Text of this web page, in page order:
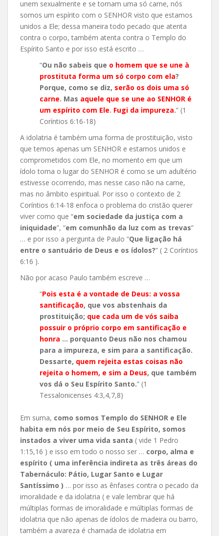
unem sexualmente e se tornam uma só carne, nós
somos um espírito com o SENHOR visto que estamos
unidos a Ele; dessa maneira todo pecado que atenta
contra o corpo, também atenta contra o Templo do
Espírito Santo e por isso está escrito …
“Ou não sabeis que o homem que se une à
prostituta forma um só corpo com ela?
Porque, como se diz, serão os dois uma só
carne. Mas aquele que se une ao SENHOR é
um espírito com Ele. Fugi da impureza.” (1
Coríntios 6:16-18)
A idolatria é também uma forma de prostituição, visto
que temos apenas um SENHOR e estamos unidos e
comprometidos com Ele, no momento em que um
ídolo toma o lugar do SENHOR é como se um adultério
estivesse ocorrendo, mas nesse caso não na carne,
mas no âmbito espiritual. Por isso o contexto de 2
Coríntios 6:14-18 enfoca o problema do cristão querer
viver como que “em sociedade da justiça com a
iniquidade”, “em comunhão da luz com as trevas”
… e por isso a pergunta de Paulo “Que ligação há
entre o santuário de Deus e os ídolos?” ( 2 Coríntios
6:16 ).
Não por acaso Paulo também escreve …
“Pois esta é a vontade de Deus: a vossa
santificação, que vos abstenhais da
prostituição; que cada um de vós saiba
possuir o próprio corpo em santificação e
honra … porquanto Deus não nos chamou
para a impureza, e sim para a santificação.
Dessarte, quem rejeita estas coisas não
rejeita o homem, e sim a Deus, que também
vos dá o Seu Espírito Santo.” (1
Tessalonicenses 4:3,4,7,8)
Em suma, como somos Templo do SENHOR e Ele
habita em nós por meio de Seu Espírito, somos
instados a viver uma vida santa ( vide 1 Pedro
1:15,16 ) e isso em todo o nosso ser … corpo, alma e
espírito ( uma inferência indireta as três áreas do
Tabernáculo: Pátio, Lugar Santo e Lugar
Santíssimo ) … por isso as ênfases contra o pecado da
imoralidade e da idolatria ( e vale lembrar que há
múltiplas formas de imoralidade e múltiplas formas de
idolatria que não apenas de ídolos de madeira ou barro,
também a avareza é chamada de idolatria em